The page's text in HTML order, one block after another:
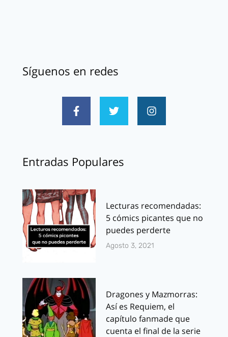
Síguenos en redes
Entradas Populares
Lecturas recomendadas:
5 cómics picantes que no
puedes perderte
Agosto 3, 2021
Dragones y Mazmorras:
Así es Requiem, el
capítulo fanmade que
cuenta el final de la serie